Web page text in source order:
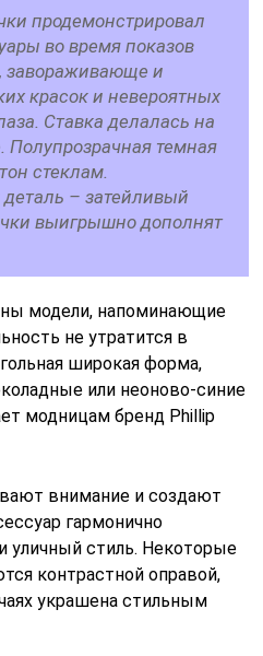
продемонстрировал
во время показов
завораживающе и
красок и невероятных
Ставка делалась на
Полупрозрачная темная
стеклам.
– затейливый
выигрышно дополнят
модели, напоминающие
не утратится в
широкая форма,
или неоново-синие
модницам бренд Phillip
внимание и создают
гармонично
уличный стиль. Некоторые
контрастной оправой,
украшена стильным